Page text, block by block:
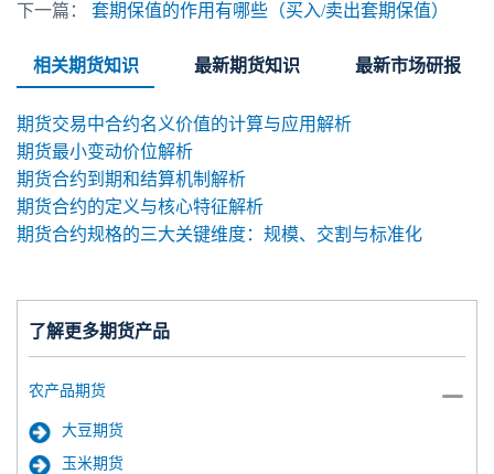
了解更多期货产品
农产品期货
大豆期货
玉米期货
下一篇：
套期保值的作用有哪些（买入/卖出套期保值）
相关期货知识 最新期货知识 最新市场研报
期货交易中合约名义价值的计算与应用解析
期货最小变动价位解析
期货合约到期和结算机制解析
期货合约的定义与核心特征解析
期货合约规格的三大关键维度：规模、交割与标准化